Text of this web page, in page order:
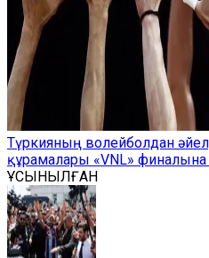
Түркияның волейболдан
құрамалары «VNL»
ҰСЫНЫЛҒАН